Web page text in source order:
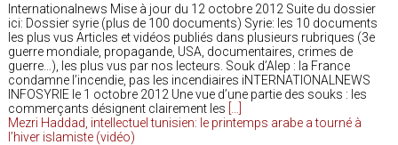
Internationalnews Mise à jour du 12 octobre 2012 Suite du dossier
ici: Dossier syrie (plus de 100 documents) Syrie: les 10 documents
les plus vus Articles et vidéos publiés dans plusieurs rubriques (3e
guerre mondiale, propagande, USA, documentaires, crimes de
guerre…), les plus vus par nos lecteurs. Souk d’Alep : la France
condamne l’incendie, pas les incendiaires iNTERNATIONALNEWS
INFOSYRIE le 1 octobre 2012 Une vue d’une partie des souks : les
commerçants désignent clairement les
Mezri Haddad, intellectuel tunisien: le printemps arabe a tourné à
l’hiver islamiste (vidéo)